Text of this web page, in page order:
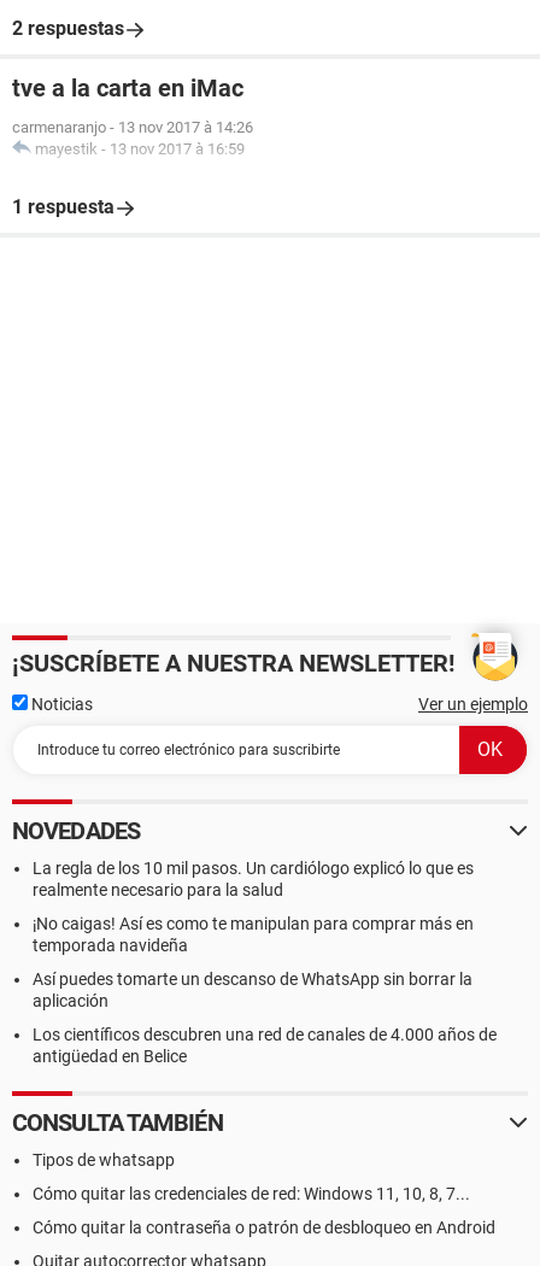
2 respuestas
tve a la carta en iMac
carmenaranjo - 13 nov 2017 à 14:26
mayestik - 13 nov 2017 à 16:59
1 respuesta
¡SUSCRÍBETE A NUESTRA NEWSLETTER!
Noticias Ver un ejemplo
NOVEDADES
La regla de los 10 mil pasos. Un cardiólogo explicó lo que es
realmente necesario para la salud
¡No caigas! Así es como te manipulan para comprar más en
temporada navideña
Así puedes tomarte un descanso de WhatsApp sin borrar la
aplicación
Los científicos descubren una red de canales de 4.000 años de
antigüedad en Belice
CONSULTA TAMBIÉN
Tipos de whatsapp
Cómo quitar las credenciales de red: Windows 11, 10, 8, 7...
Cómo quitar la contraseña o patrón de desbloqueo en Android
Quitar autocorrector whatsapp